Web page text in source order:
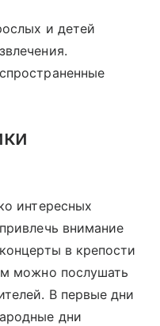
и детей
интересных
внимание
в крепости
можно послушать
В первые дни
дни